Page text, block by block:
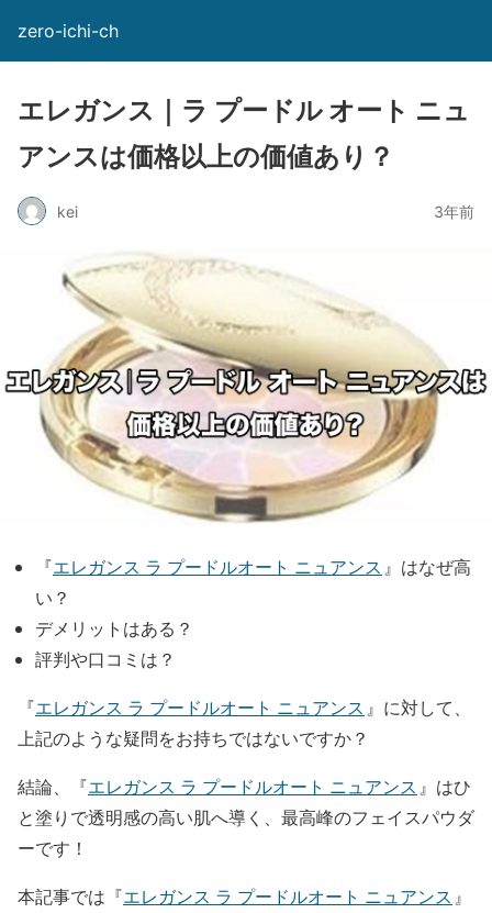
zero-ichi-ch
エレガンス｜ラ プードル オート ニュ
アンスは価格以上の価値あり？
kei 3年前
『エレガンス ラ プードルオート ニュアンス 』はなぜ高
い？
デメリットはある？
評判や口コミは？
『エレガンス ラ プードルオート ニュアンス 』に対して、
上記のような疑問をお持ちではないですか？
結論、『エレガンス ラ プードルオート ニュアンス 』 はひ
と塗りで透明感の高い肌へ導く、最高峰のフェイスパウダ
ーです！
本記事では『エレガンス ラ プードルオート ニュアンス 』